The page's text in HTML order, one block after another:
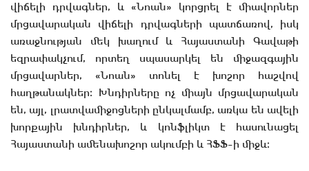
վիճելի դրվագներ, և «Նոան» կորցրել է միավորներ
մրցավարական վիճելի դրվագների պատճառով, իսկ
առաջնության մեկ խաղում և Հայաստանի Գավաթի
եզրափակչում, որտեղ սպասարկել են միջազգային
մրցավարներ, «Նոան» տոնել է խոշոր հաշվով
հաղթանակներ։ Խնդիրները ոչ միայն մրցավարական
են, այլ, լրատվամիջոցների ընկալմամբ, առկա են ավելի
խորքային խնդիրներ, և կոնֆլիկտ է հասունացել
Հայաստանի ամենախոշոր ակումբի և ՀՖՖ–ի միջև։